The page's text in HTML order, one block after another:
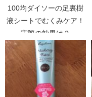
100均ダイソーの足裏樹
液シートでむくみケア！
実際の効果は？